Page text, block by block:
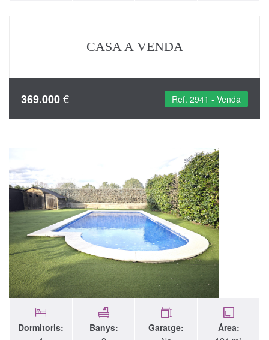
CASA A VENDA
369.000€ Ref. 2941 - Venda
Dormitoris:
Banys:
Garatge:
Área: